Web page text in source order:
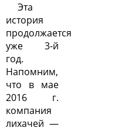
Эта
история
продолжается
уже 3-й
год.
Напомним,
что в мае
2016 г.
компания
лихачей —